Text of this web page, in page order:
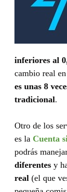
inferiores al
cambio real
es unas 8
tradicional.
Otro de los
es la Cuenta
podrás
diferentes y
real (el que